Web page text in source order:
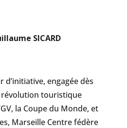
SICARD
d’initiative, engagée dès
révolution touristique
la Coupe du Monde, et
Marseille Centre fédère